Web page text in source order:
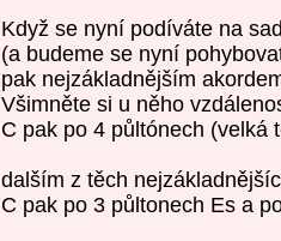
Když se nyní podíváte na
(a budeme se nyní
pak nejzákladnějším
Všimněte si u něho
C pak po 4 půltónech (velká
dalším z těch
C pak po 3 půltonech Es a